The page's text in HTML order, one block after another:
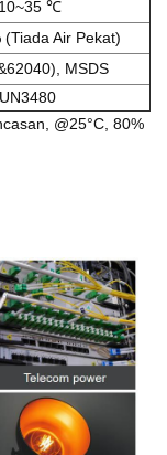
℃
(Tiada Air Pekat)
MSDS
UN3480
@25°C, 80%